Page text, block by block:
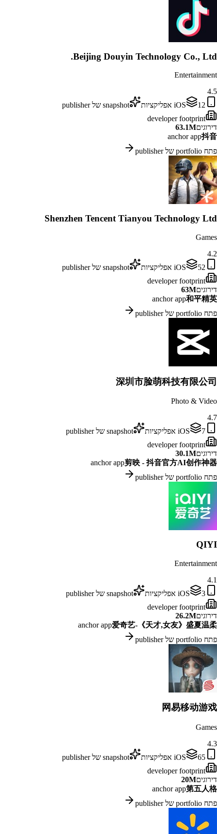
Beijing Douyin Technology Co., Ltd.
Entertainment
4.5
iOS
12 אפליקציות
snapshot של publisher
developer footprint
דירוגים63.1M
anchor app抖音
פתח portfolio של publisher
Shenzhen Tencent Tianyou Technology Ltd
Games
4.2
iOS
52 אפליקציות
snapshot של publisher
developer footprint
דירוגים63M
anchor app和平精英
פתח portfolio של publisher
深圳市脸萌科技有限公司
Photo & Video
4.7
iOS
7 אפליקציות
snapshot של publisher
developer footprint
דירוגים30.1M
anchor app剪映 - 抖音官方AI创作神器
פתח portfolio של publisher
QIYI
Entertainment
4.1
iOS
3 אפליקציות
snapshot של publisher
developer footprint
דירוגים26.2M
anchor app爱奇艺-《天才,女友》盛夏温柔
פתח portfolio של publisher
网易移动游戏
Games
4.3
iOS
65 אפליקציות
snapshot של publisher
developer footprint
דירוגים20M
anchor app第五人格
פתח portfolio של publisher